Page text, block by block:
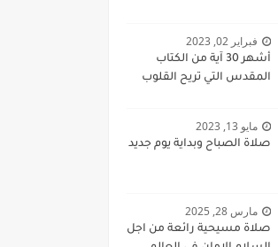
فبراير 02, 2023
أشهر 30 آية من الكتاب
المقدس التي تريح القلوب
مايو 13, 2023
صلاة الصباح وبداية يوم جديد
مارس 28, 2025
صلاة مسيحية رائعة من اجل